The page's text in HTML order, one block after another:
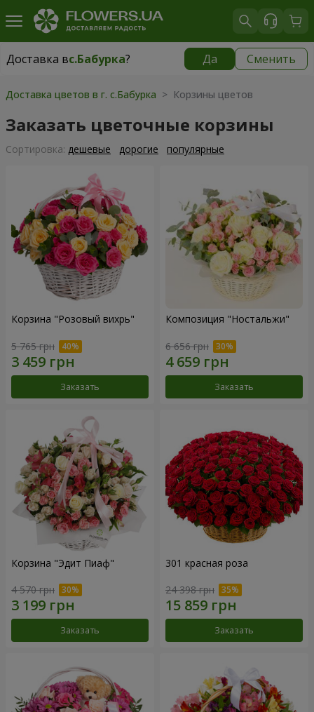
Доставка вс.Бабурка? Да Сменить
Доставка вс.Бабурка|
Доставка цветов в г. с.Бабурка > Корзины цветов
Заказать цветочные корзины
Cортировка: дешевые дорогие популярные
Корзина "Розовый вихрь"
5 765 грн
Заказать
Композиция "Ностальжи"
6 656 грн
Заказать
Корзина "Эдит Пиаф"
4 570 грн
Заказать
301 красная роза
24 398 грн
Заказать